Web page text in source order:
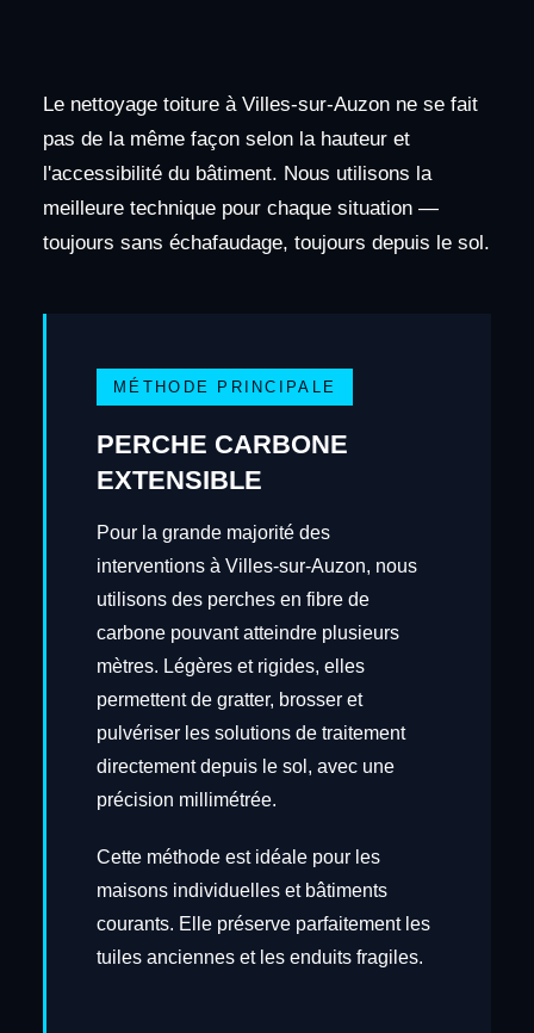
Le nettoyage toiture à Villes-sur-Auzon ne se fait
pas de la même façon selon la hauteur et
l'accessibilité du bâtiment. Nous utilisons la
meilleure technique pour chaque situation —
toujours sans échafaudage, toujours depuis le sol.
MÉTHODE PRINCIPALE
PERCHE CARBONE
EXTENSIBLE
Pour la grande majorité des
interventions à Villes-sur-Auzon, nous
utilisons des perches en fibre de
carbone pouvant atteindre plusieurs
mètres. Légères et rigides, elles
permettent de gratter, brosser et
pulvériser les solutions de traitement
directement depuis le sol, avec une
précision millimétrée.
Cette méthode est idéale pour les
maisons individuelles et bâtiments
courants. Elle préserve parfaitement les
tuiles anciennes et les enduits fragiles.